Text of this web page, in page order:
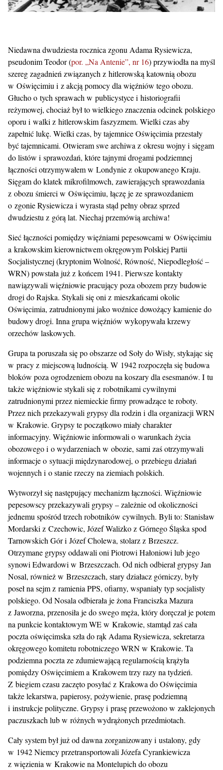
Niedawna dwudziesta rocznica zgonu Adama Rysiewicza,
pseudonim Teodor (por. „Na Antenie”, nr 16) przywiodła na myśl
szereg zagadnień związanych z hitlerowską katownią obozu
w Oświęcimiu i z akcją pomocy dla więźniów tego obozu.
Głucho o tych sprawach w publicystyce i historiografii
reżymowej, chociaż był to wielkiego znaczenia odcinek polskiego
oporu i walki z hitlerowskim faszyzmem. Wielki czas aby
zapełnić lukę. Wielki czas, by tajemnice Oświęcimia przestały
być tajemnicami. Otwieram swe archiwa z okresu wojny i sięgam
do listów i sprawozdań, które tajnymi drogami podziemnej
łączności otrzymywałem w Londynie z okupowanego Kraju.
Sięgam do klatek mikrofilmowch, zawierających sprawozdania
z obozu śmierci w Oświęcimiu, łączę je ze sprawozdaniem
o zgonie Rysiewicza i wyrasta stąd pełny obraz sprzed
dwudziestu z górą lat. Niechaj przemówią archiwa!
Sieć łączności pomiędzy więźniami pepesowcami w Oświęcimiu
a krakowskim kierownictwem okręgowym Polskiej Partii
Socjalistycznej (kryptonim Wolność, Równość, Niepodległość –
WRN) powstała już z końcem 1941. Pierwsze kontakty
nawiązywali więźniowie pracujący poza obozem przy budowie
drogi do Rajska. Stykali się oni z mieszkańcami okolic
Oświęcimia, zatrudnionymi jako woźnice dowożący kamienie do
budowy drogi. Inna grupa więźniów wykopywała krzewy
orzechów laskowych.
Grupa ta poruszała się po obszarze od Soły do Wisły, stykając się
w pracy z miejscową ludnością. W 1942 rozpoczęła się budowa
bloków poza ogrodzeniem obozu na koszary dla esesmanów. I tu
także więźniowie stykali się z robotnikami cywilnymi
zatrudnionymi przez niemieckie firmy prowadzące te roboty.
Przez nich przekazywali grypsy dla rodzin i dla organizacji WRN
w Krakowie. Grypsy te początkowo miały charakter
informacyjny. Więźniowie informowali o warunkach życia
obozowego i o wydarzeniach w obozie, sami zaś otrzymywali
informacje o sytuacji międzynarodowej, o przebiegu działań
wojennych i o stanie rzeczy na ziemiach polskich.
Wytworzył się następujący mechanizm łączności. Więźniowie
pepesowscy przekazywali grypsy – zależnie od okoliczności
jednemu spośród trzech robotników cywilnych. Byli to: Stanisław
Mordarski z Czechowic, Józef Walizko z Górnego Śląska spod
Tarnowskich Gór i Józef Cholewa, stolarz z Brzeszcz.
Otrzymane grypsy oddawali oni Piotrowi Hałoniowi lub jego
synowi Edwardowi w Brzeszczach. Od nich odbierał grypsy Jan
Nosal, również w Brzeszczach, stary działacz górniczy, były
poseł na sejm z ramienia PPS, ofiarny, wspaniały typ socjalisty
polskiego. Od Nosala odbierała je żona Franciszka Mazura
z Jaworzna, przenosiła je do swego męża, który doręczał je potem
na punkcie kontaktowym WE w Krakowie, stamtąd zaś cała
poczta oświęcimska szła do rąk Adama Rysiewicza, sekretarza
okręgowego komitetu robotniczego WRN w Krakowie. Ta
podziemna poczta ze zdumiewającą regularnością krążyła
pomiędzy Oświęcimiem a Krakowem trzy razy na tydzień.
Z biegiem czasu zaczęto posyłać z Krakowa do Oświęcimia
także lekarstwa, papierosy, pożywienie, prasę podziemną
i instrukcje polityczne. Grypsy i prasę przewożono w zaklejonych
paczuszkach lub w różnych wydrążonych przedmiotach.
Cały system był już od dawna zorganizowany i ustalony, gdy
w 1942 Niemcy przetransportowali Józefa Cyrankiewicza
z więzienia w Krakowie na Montelupich do obozu